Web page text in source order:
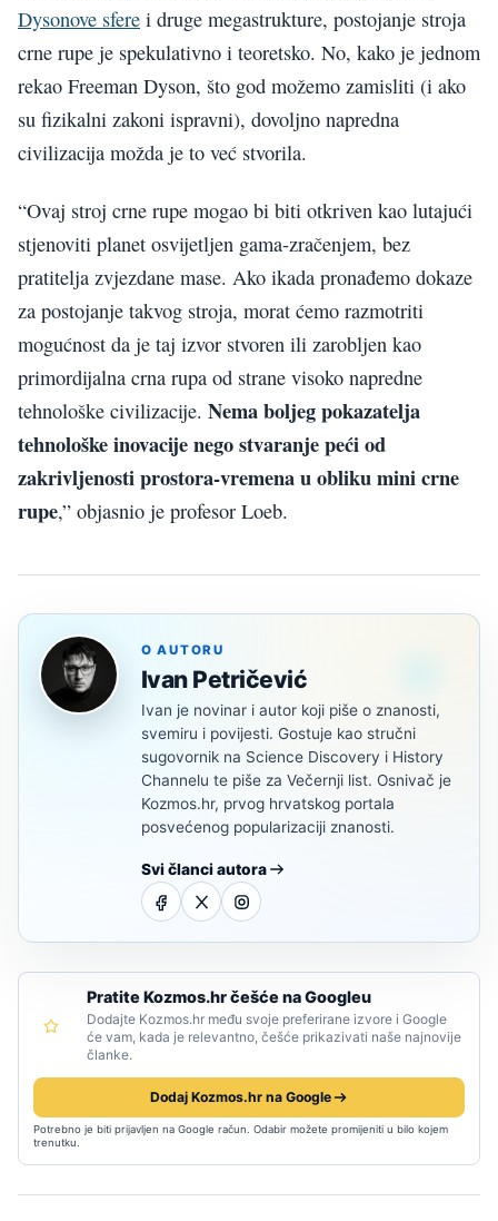
Dysonove sfere i druge megastrukture, postojanje stroja
crne rupe je spekulativno i teoretsko. No, kako je jednom
rekao Freeman Dyson, što god možemo zamisliti (i ako
su fizikalni zakoni ispravni), dovoljno napredna
civilizacija možda je to već stvorila.
“Ovaj stroj crne rupe mogao bi biti otkriven kao lutajući
stjenoviti planet osvijetljen gama-zračenjem, bez
pratitelja zvjezdane mase. Ako ikada pronađemo dokaze
za postojanje takvog stroja, morat ćemo razmotriti
mogućnost da je taj izvor stvoren ili zarobljen kao
primordijalna crna rupa od strane visoko napredne
tehnološke civilizacije. Nema boljeg pokazatelja
tehnološke inovacije nego stvaranje peći od
zakrivljenosti prostora-vremena u obliku mini crne
rupe,” objasnio je profesor Loeb.
O AUTORU
Ivan Petričević
Ivan je novinar i autor koji piše o znanosti,
svemiru i povijesti. Gostuje kao stručni
sugovornik na Science Discovery i History
Channelu te piše za Večernji list. Osnivač je
Kozmos.hr, prvog hrvatskog portala
posvećenog popularizaciji znanosti.
Svi članci autora
Pratite Kozmos.hr češće na Googleu
Dodajte Kozmos.hr među svoje preferirane izvore i Google
će vam, kada je relevantno, češće prikazivati naše najnovije
članke.
Dodaj Kozmos.hr na Google
Potrebno je biti prijavljen na Google račun. Odabir možete promijeniti u bilo kojem
trenutku.